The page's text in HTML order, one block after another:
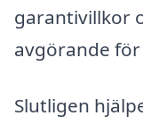
garantivillkor
avgörande
Slutligen